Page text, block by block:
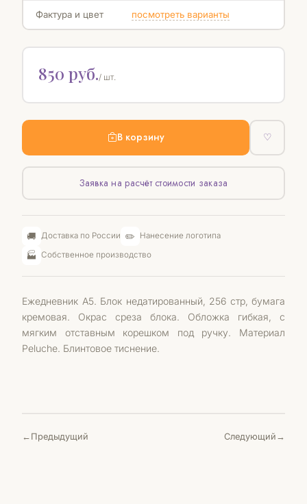
Фактура и цвет посмотреть варианты
850 руб./ шт.
В корзину ♡
Заявка на расчёт стоимости заказа
🚚 Доставка по России ✏️ Нанесение логотипа
🏭 Собственное производство
Ежедневник А5. Блок недатированный, 256 стр, бумага
кремовая. Окрас среза блока. Обложка гибкая, с
мягким отставным корешком под ручку. Материал
Peluche. Блинтовое тиснение.
Предыдущий Следующий